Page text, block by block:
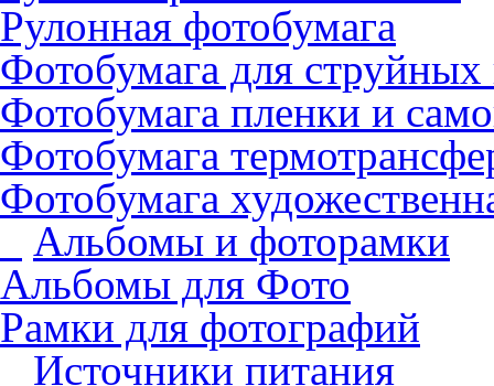
Рулонная фотобумага
Фотобумага для cтруйных
Фотобумага пленки и
Фотобумага
Фотобумага
Альбомы и фоторамки
Альбомы для Фото
Рамки для фотографий
Источники питания